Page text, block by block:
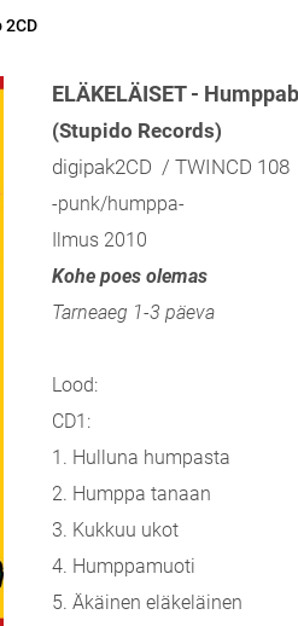
2CD
ELÄKELÄISET -
(Stupido Records)
digipak2CD / TWINCD 108
-punk/humppa-
Ilmus 2010
Kohe poes olemas
Tarneaeg 1-3 päeva
Lood:
CD1:
1. Hulluna humpasta
2. Humppa tanaan
3. Kukkuu ukot
4. Humppamuoti
5. Äkäinen eläkeläinen